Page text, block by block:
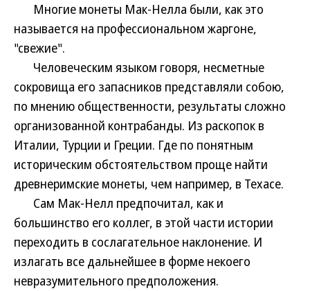
Многие монеты Мак-Нелла были, как это
называется на профессиональном жаргоне,
"свежие".
Человеческим языком говоря, несметные
сокровища его запасников представляли собою,
по мнению общественности, результаты сложно
организованной контрабанды. Из раскопок в
Италии, Турции и Греции. Где по понятным
историческим обстоятельством проще найти
древнеримские монеты, чем например, в Техасе.
Сам Мак-Нелл предпочитал, как и
большинство его коллег, в этой части истории
переходить в сослагательное наклонение. И
излагать все дальнейшее в форме некоего
невразумительного предположения.